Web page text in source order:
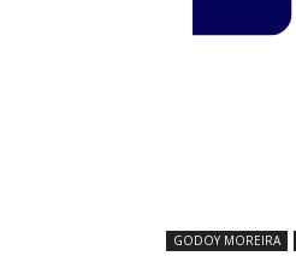
GODOY MOREIRA